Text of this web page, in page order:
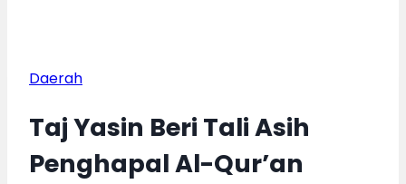
Daerah
Taj Yasin Beri Tali Asih
Penghapal Al-Qur’an